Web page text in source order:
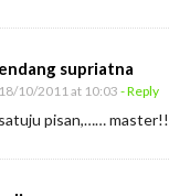
endang supriatna
18/10/2011 at 10:03 - Reply
satuju pisan,……